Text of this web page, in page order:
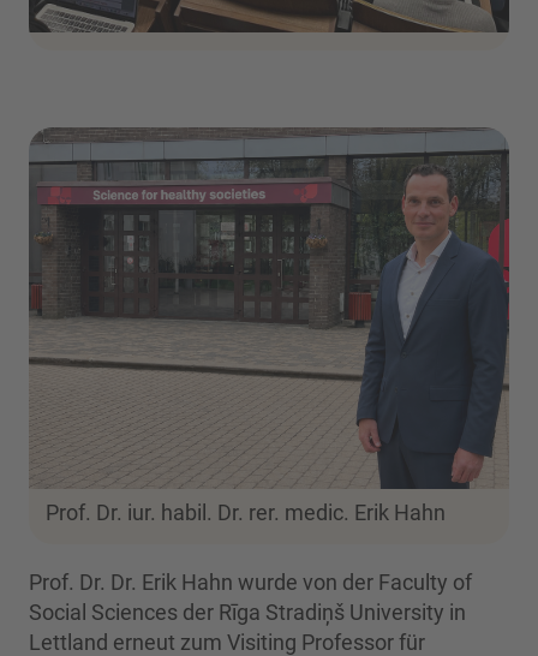
Prof. Dr. iur. habil. Dr. rer. medic. Erik Hahn
Prof. Dr. Dr. Erik Hahn wurde von der Faculty of
Social Sciences der Rīga Stradiņš University in
Lettland erneut zum Visiting Professor für